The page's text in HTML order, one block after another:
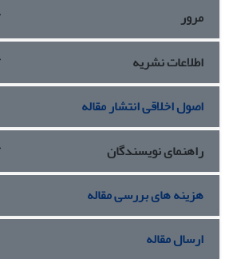
مرور
اطلاعات نشریه
اصول اخلاقی انتشار مقاله
راهنمای نویسندگان
هزینه های بررسی مقاله
ارسال مقاله